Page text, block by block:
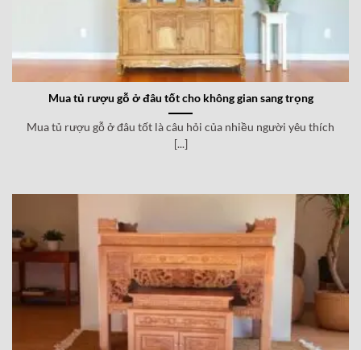
Mua tủ rượu gỗ ở đâu tốt cho không gian sang trọng
Mua tủ rượu gỗ ở đâu tốt là câu hỏi của nhiều người yêu thích
[...]